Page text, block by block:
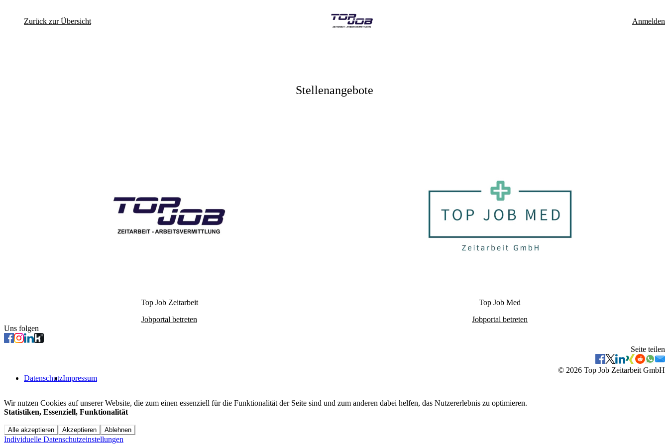
Zurück zur Übersicht Anmelden
Stellenangebote
Top Job Zeitarbeit
Jobportal betreten
Top Job Med
Jobportal betreten
Uns folgen
Seite teilen
DatenschutzImpressum
© 2026 Top Job Zeitarbeit GmbH
Wir nutzen Cookies auf unserer Website, die zum einen essenziell für die Funktionalität der Seite sind und zum anderen dabei helfen, das Nutzererlebnis zu optimieren.
Statistiken, Essenziell, Funktionalität
Individuelle Datenschutzeinstellungen
Ablehnen
Alle akzeptieren Akzeptieren